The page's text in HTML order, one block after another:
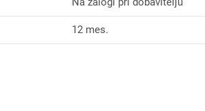
12 mes.